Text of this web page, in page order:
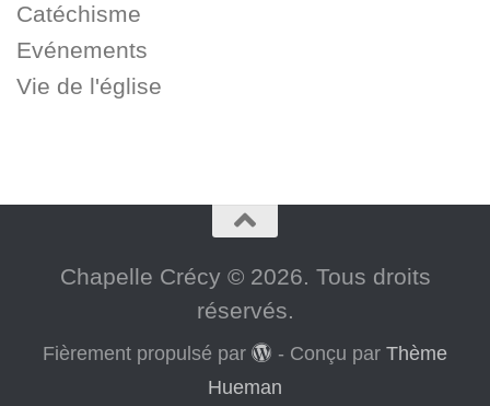
Catéchisme
Evénements
Vie de l'église
Chapelle Crécy © 2026. Tous droits
réservés.
Fièrement propulsé par - Conçu par Thème
Hueman